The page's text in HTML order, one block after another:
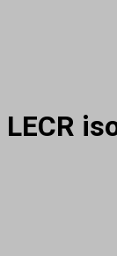
LECR